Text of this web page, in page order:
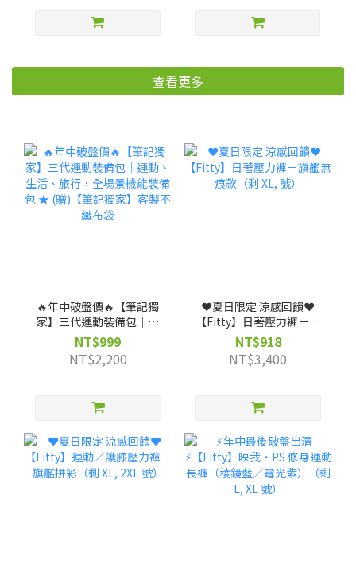
查看更多
🔥年中破盤價🔥【筆記獨
家】三代運動裝備包｜運
動、生活、旅行，全場景
機能裝備包 ★ (贈)【筆記
獨家】客製不織布袋
NT$999
NT$2,200
❤️夏日限定 涼感回饋❤️
【Fitty】日著壓力褲－旗
艦無痕款（剩 XL, 號）
NT$918
NT$3,400